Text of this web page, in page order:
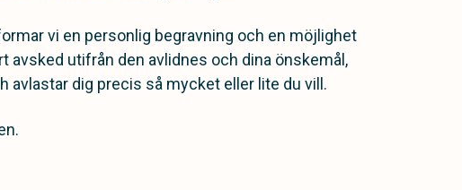
vi en personlig begravning och en möjlighet
avsked utifrån den avlidnes och dina önskemål,
avlastar dig precis så mycket eller lite du vill.